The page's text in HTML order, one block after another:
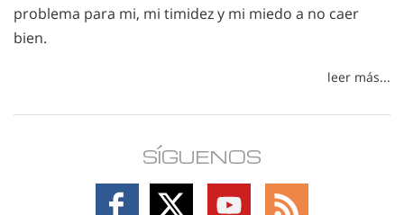
problema para mi, mi timidez y mi miedo a no caer
bien.
leer más...
SÍGUENOS
Follow Follow
Follow
Follow